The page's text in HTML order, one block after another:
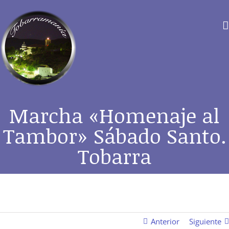
contenido
Marcha «Homenaje al
Tambor» Sábado Santo.
Tobarra
Anterior Siguiente